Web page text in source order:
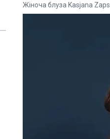
Жіноча блуза Kasjana Zaps